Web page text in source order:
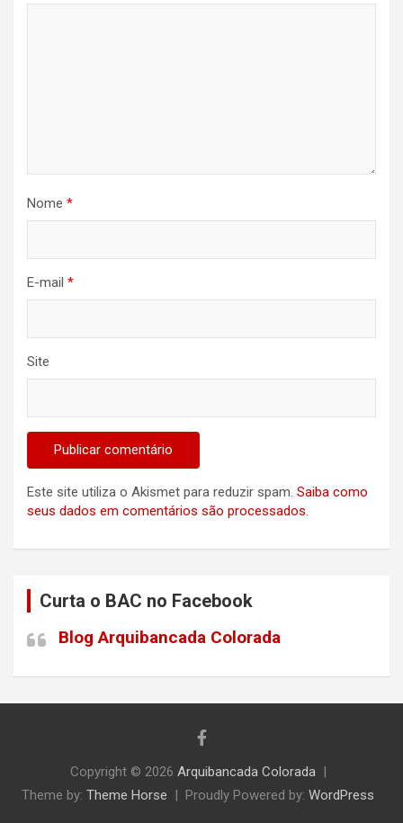
Nome *
E-mail *
Site
Este site utiliza o Akismet para reduzir spam. Saiba como
seus dados em comentários são processados.
Curta o BAC no Facebook
Blog Arquibancada Colorada
Copyright © 2026 Arquibancada Colorada
Theme by: Theme Horse Proudly Powered by: WordPress